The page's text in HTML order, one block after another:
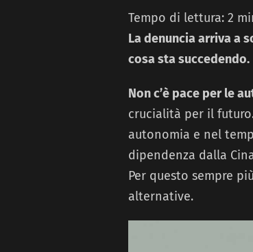
Tempo di lettura: 2
La denuncia arriva a
cosa sta succedendo.
Non c’è pace per le
crucialità per il
autonomia e nel
dipendenza dalla
Per questo sempre
alternative.